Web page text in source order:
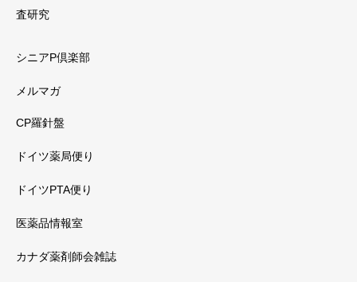
査研究
シニアP倶楽部
メルマガ
CP羅針盤
ドイツ薬局便り
ドイツPTA便り
医薬品情報室
カナダ薬剤師会雑誌